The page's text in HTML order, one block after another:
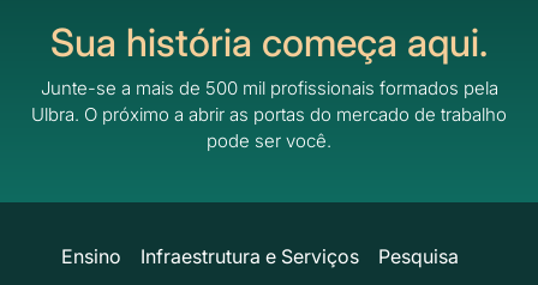
Sua história começa aqui.
Junte-se a mais de 500 mil profissionais formados pela
Ulbra. O próximo a abrir as portas do mercado de trabalho
pode ser você.
Ensino Infraestrutura e Serviços
Pesquisa